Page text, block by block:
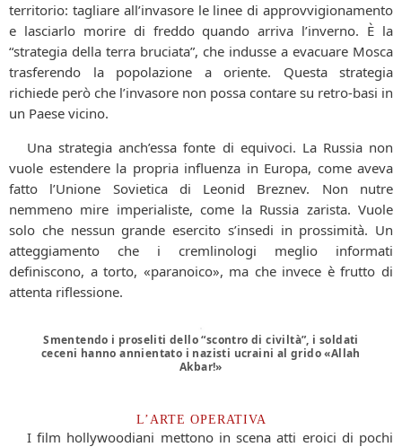
territorio: tagliare all’invasore le linee di approvvigionamento
e lasciarlo morire di freddo quando arriva l’inverno. È la
“strategia della terra bruciata”, che indusse a evacuare Mosca
trasferendo la popolazione a oriente. Questa strategia
richiede però che l’invasore non possa contare su retro-basi in
un Paese vicino.
Una strategia anch’essa fonte di equivoci. La Russia non
vuole estendere la propria influenza in Europa, come aveva
fatto l’Unione Sovietica di Leonid Breznev. Non nutre
nemmeno mire imperialiste, come la Russia zarista. Vuole
solo che nessun grande esercito s’insedi in prossimità. Un
atteggiamento che i cremlinologi meglio informati
definiscono, a torto, «paranoico», ma che invece è frutto di
attenta riflessione.
Smentendo i proseliti dello “scontro di civiltà”, i soldati
ceceni hanno annientato i nazisti ucraini al grido «Allah
Akbar!»
L’ARTE OPERATIVA
I film hollywoodiani mettono in scena atti eroici di pochi